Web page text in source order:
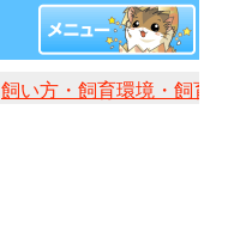
飼い方・飼育環境・飼育用